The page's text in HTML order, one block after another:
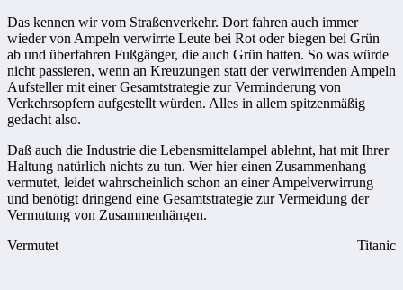
Das kennen wir vom Straßenverkehr. Dort fahren auch immer
wieder von Ampeln verwirrte Leute bei Rot oder biegen bei Grün
ab und überfahren Fußgänger, die auch Grün hatten. So was würde
nicht passieren, wenn an Kreuzungen statt der verwirrenden Ampeln
Aufsteller mit einer Gesamtstrategie zur Verminderung von
Verkehrsopfern aufgestellt würden. Alles in allem spitzenmäßig
gedacht also.
Daß auch die Industrie die Lebensmittelampel ablehnt, hat mit Ihrer
Haltung natürlich nichts zu tun. Wer hier einen Zusammenhang
vermutet, leidet wahrscheinlich schon an einer Ampelverwirrung
und benötigt dringend eine Gesamtstrategie zur Vermeidung der
Vermutung von Zusammenhängen.
Vermutet
Titanic